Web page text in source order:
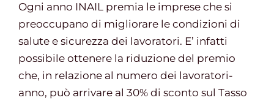
Formazione
Finanziamenti e incentivi
Ogni anno INAIL premia le imprese che si
preoccupano di migliorare le condizioni di
salute e sicurezza dei lavoratori. E’ infatti
possibile ottenere la riduzione del premio
che, in relazione al numero dei lavoratori-
anno, può arrivare al 30% di sconto sul Tasso